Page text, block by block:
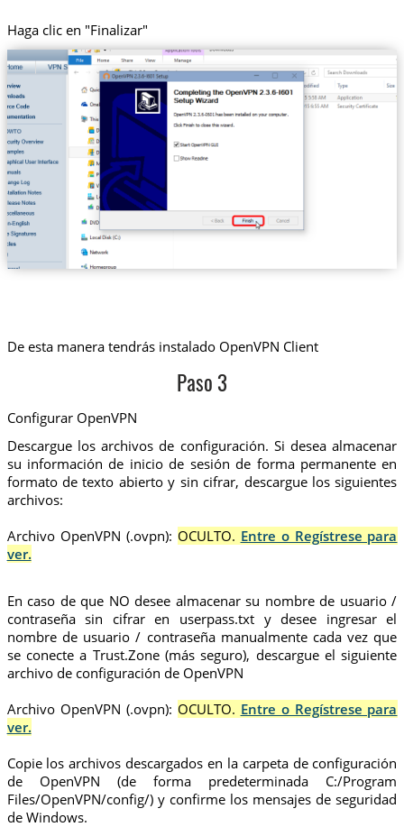
Haga clic en "Finalizar"
De esta manera tendrás instalado OpenVPN Client
Paso 3
Configurar OpenVPN
Descargue los archivos de configuración. Si desea almacenar
su información de inicio de sesión de forma permanente en
formato de texto abierto y sin cifrar, descargue los siguientes
archivos:
Archivo OpenVPN (.ovpn): OCULTO. Entre o Regístrese para
ver.
En caso de que NO desee almacenar su nombre de usuario /
contraseña sin cifrar en userpass.txt y desee ingresar el
nombre de usuario / contraseña manualmente cada vez que
se conecte a Trust.Zone (más seguro), descargue el siguiente
archivo de configuración de OpenVPN
Archivo OpenVPN (.ovpn): OCULTO. Entre o Regístrese para
ver.
Copie los archivos descargados en la carpeta de configuración
de OpenVPN (de forma predeterminada C:/Program
Files/OpenVPN/config/) y confirme los mensajes de seguridad
de Windows.